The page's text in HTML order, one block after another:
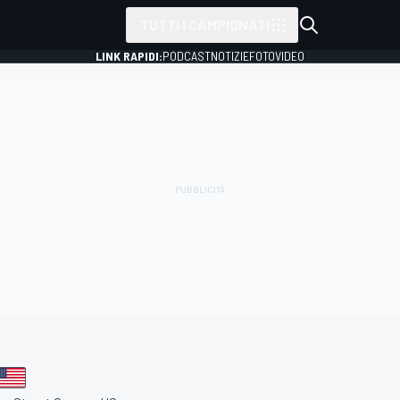
LINK RAPIDI:PODCASTNOTIZIEFOTOVIDEO